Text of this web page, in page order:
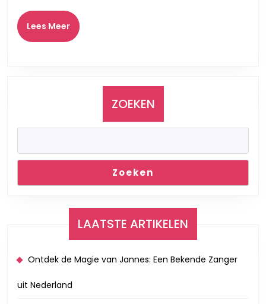
Lees MeerLees
Meer
ZOEKEN
Zoeken
LAATSTE ARTIKELEN
Ontdek de Magie van Jannes: Een Bekende Zanger
uit Nederland